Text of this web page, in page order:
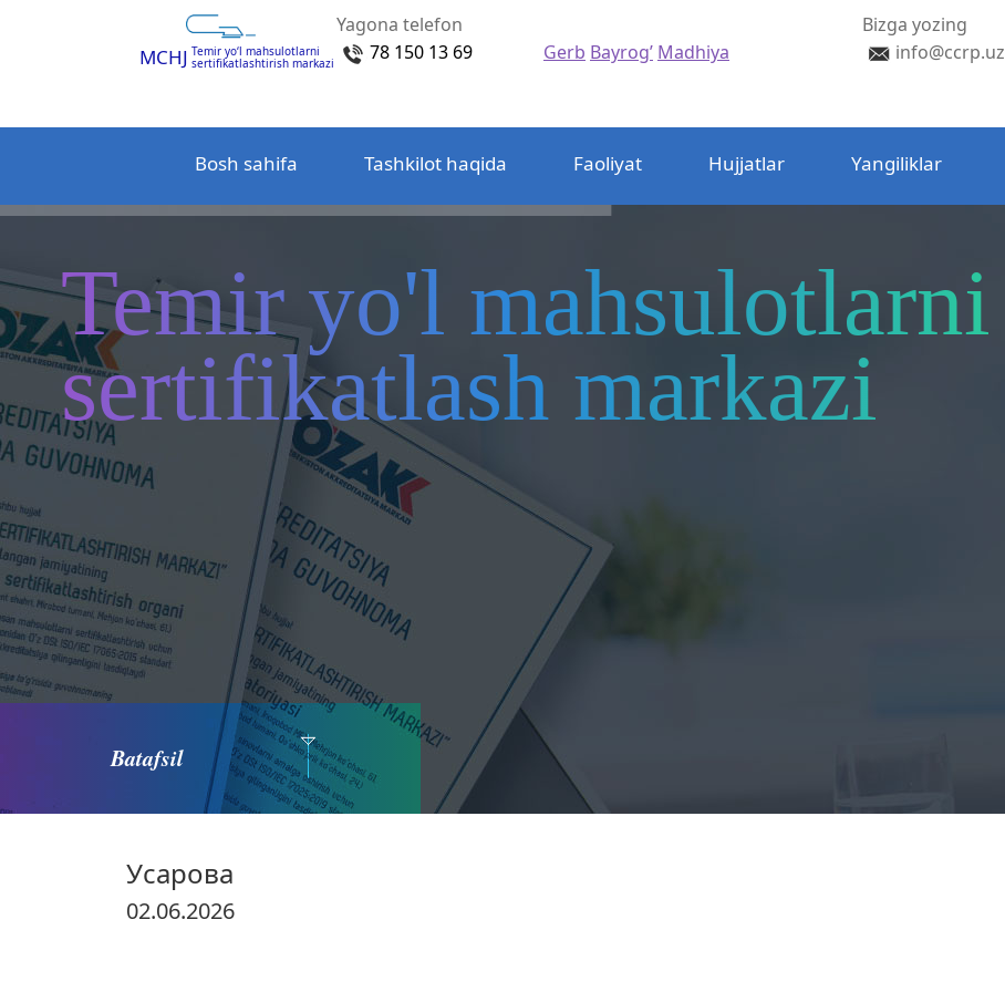
MCHJ Temir yo‘l mahsulotlarni
sertifikatlashtirish markazi
Yagona telefon
78 150 13 69
Gerb Bayrog’ Madhiya
Bizga yozing
info@ccrp.uz
Bosh sahifa Tashkilot haqida Faoliyat Hujjatlar Yangiliklar
Temir yo'l mahsulotlarni
sertifikatlash markazi
Batafsil
Усарова
02.06.2026